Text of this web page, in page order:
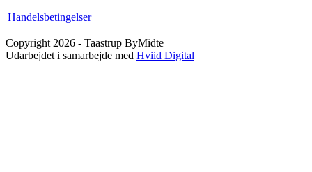
Handelsbetingelser
Copyright 2026 - Taastrup ByMidte
Udarbejdet i samarbejde med Hviid Digital